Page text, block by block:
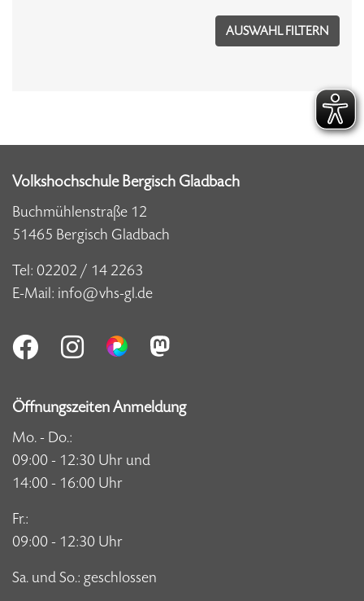
Volkshochschule Bergisch Gladbach
Buchmühlenstraße 12
51465 Bergisch Gladbach
Tel: 02202 / 14 2263
E-Mail: info@vhs-gl.de
Öffnungszeiten Anmeldung
Mo. - Do.:
09:00 - 12:30 Uhr und
14:00 - 16:00 Uhr
Fr.:
09:00 - 12:30 Uhr
Sa. und So.: geschlossen